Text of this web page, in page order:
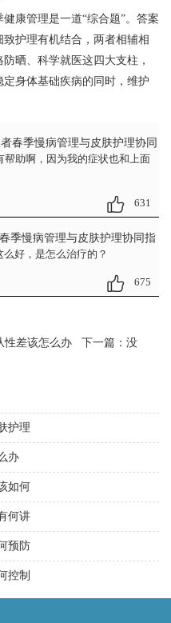
康管理是一道“综合题”。答案
护理有机结合，两者相辅相
晒、科学就医这四大支柱，
身体基础疾病的同时，维护
春季慢病管理与皮肤护理协同
帮助啊，因为我的症状也和上面
631
季慢病管理与皮肤护理协同指
好，是怎么治疗的？
675
性差该怎么办 下一篇：没
护理
办
如何
何讲
预防
控制